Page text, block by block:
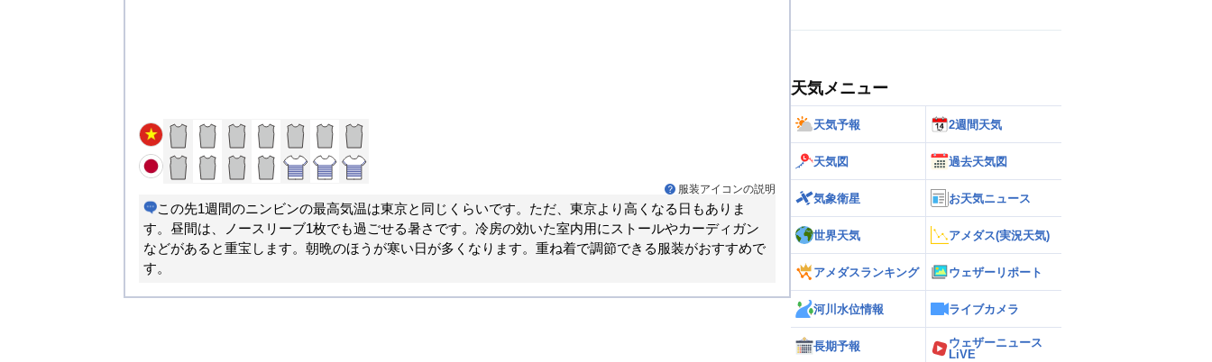
服装アイコンの説明
この先1週間のニンビンの最高気温は東京と同じくらいです。ただ、東京より高くなる日もありま
す。昼間は、ノースリーブ1枚でも過ごせる暑さです。冷房の効いた室内用にストールやカーディガン
などがあると重宝します。朝晩のほうが寒い日が多くなります。重ね着で調節できる服装がおすすめで
す。
天気メニュー
天気予報 2週間天気
天気図 過去天気図
気象衛星 お天気ニュース
世界天気 アメダス(実況天気)
アメダスランキング ウェザーリポート
河川水位情報 ライブカメラ
長期予報
ウェザーニュース
LiVE